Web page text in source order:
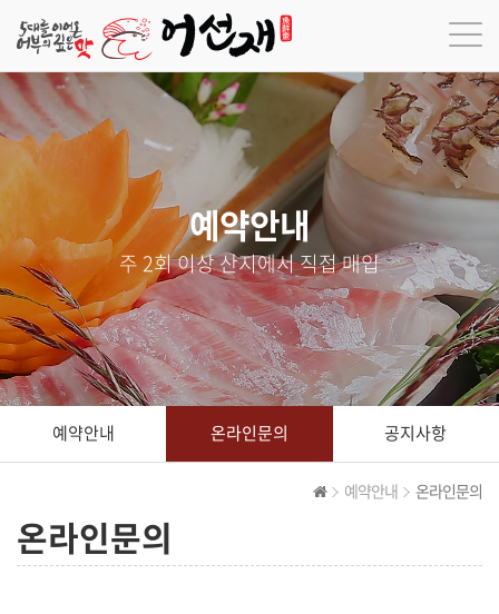
예약안내
주 2회 이상 산지에서 직접 매입
예약안내 온라인문의 공지사항
예약안내 온라인문의
온라인문의